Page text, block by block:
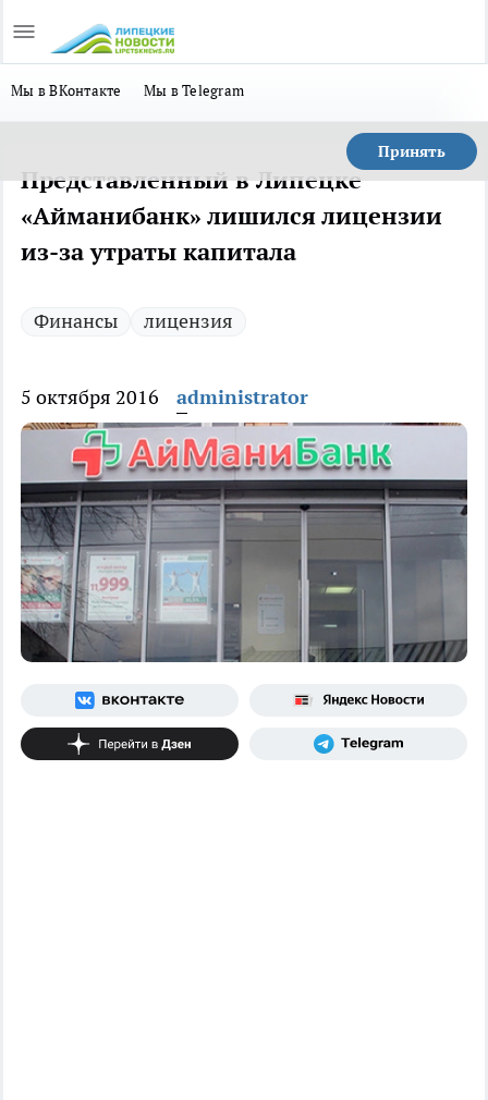
Мы в ВКонтакте Мы в Telegram
Принять
Представленный в Липецке
«Айманибанк» лишился лицензии
из-за утраты капитала
Финансы лицензия
5 октября 2016 administrator